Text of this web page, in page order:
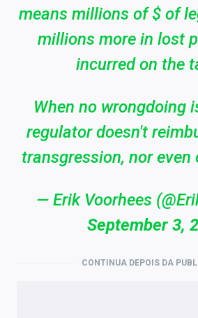
means millions of $ of
millions more in lost
incurred on the
When no wrongdoing
regulator doesn't
transgression, nor even
— Erik Voorhees
September 3,
CONTINUA DEPOIS DA